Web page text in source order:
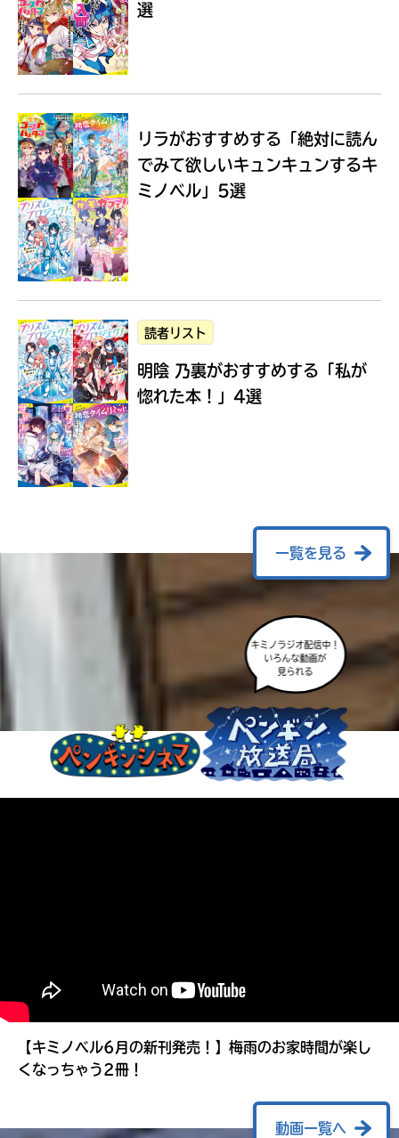
Loading...
選
リラがおすすめする 「絶対に読ん
でみて欲しいキュンキュンするキ
ミノベル」5選
読者リスト
明陰 乃裏がおすすめする 「私が
惚れた本！」4選
一覧を見る
キミノラジオ配信中！
いろんな動画が
見られる
【キミノベル6月の新刊発売！】梅雨のお家時間が楽し
くなっちゃう2冊！
動画一覧へ
に
エ
も
度
み
て
ね
る